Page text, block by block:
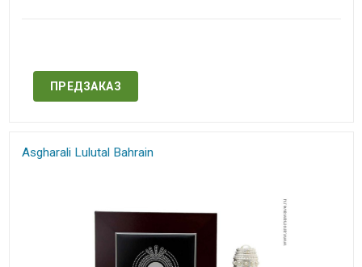
ПРЕДЗАКАЗ
Asgharali Lulutal Bahrain